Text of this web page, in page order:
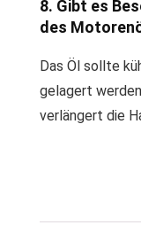
8. Gibt es
des
Das Öl sollte
gelagert
verlängert die